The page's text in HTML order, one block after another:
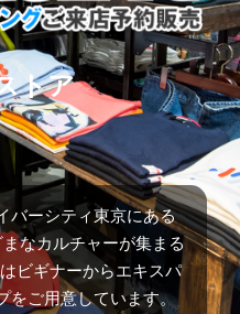
トア
バーシティ東京にある
なカルチャーが集まる
ビギナーからエキスパ
をご用意しています。